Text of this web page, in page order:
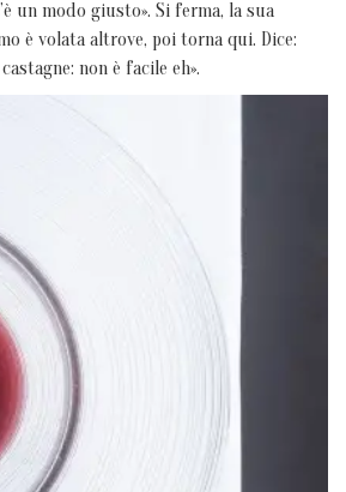
un modo giusto». Si ferma, la sua
è volata altrove, poi torna qui. Dice:
non è facile eh».